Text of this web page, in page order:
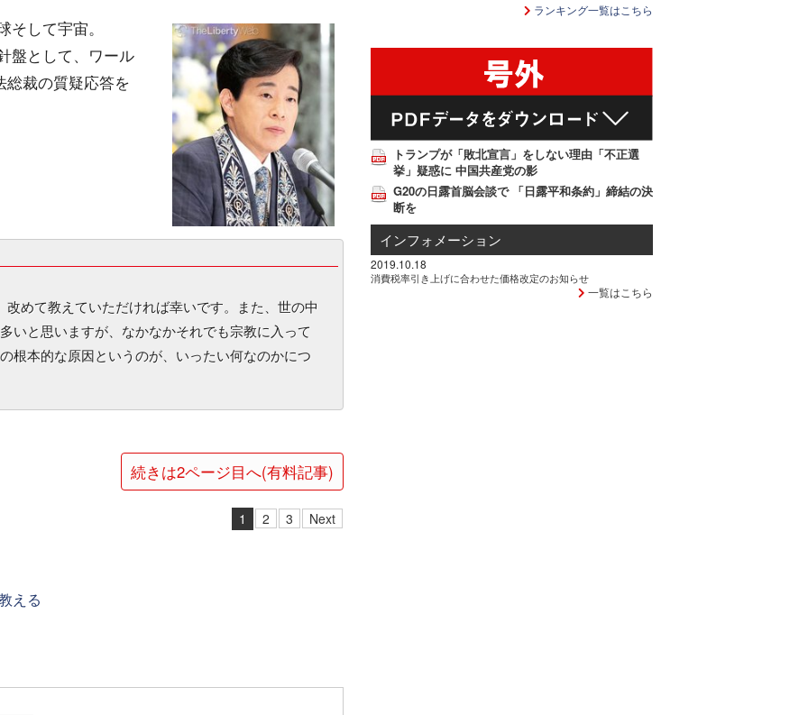
して宇宙。
盤として、ワール
裁の質疑応答を
めて教えていただければ幸いです。また、世の中
いと思いますが、なかなかそれでも宗教に入って
根本的な原因というのが、いったい何なのかにつ
続きは2ページ目へ(有料記事)
1 2 3 Next
える
ランキング一覧はこちら
トランプが「敗北宣言」をしない理由「不正選
挙」疑惑に 中国共産党の影
G20の日露首脳会談で 「日露平和条約」締結の決
断を
インフォメーション
2019.10.18
消費税率引き上げに合わせた価格改定のお知らせ
一覧はこちら